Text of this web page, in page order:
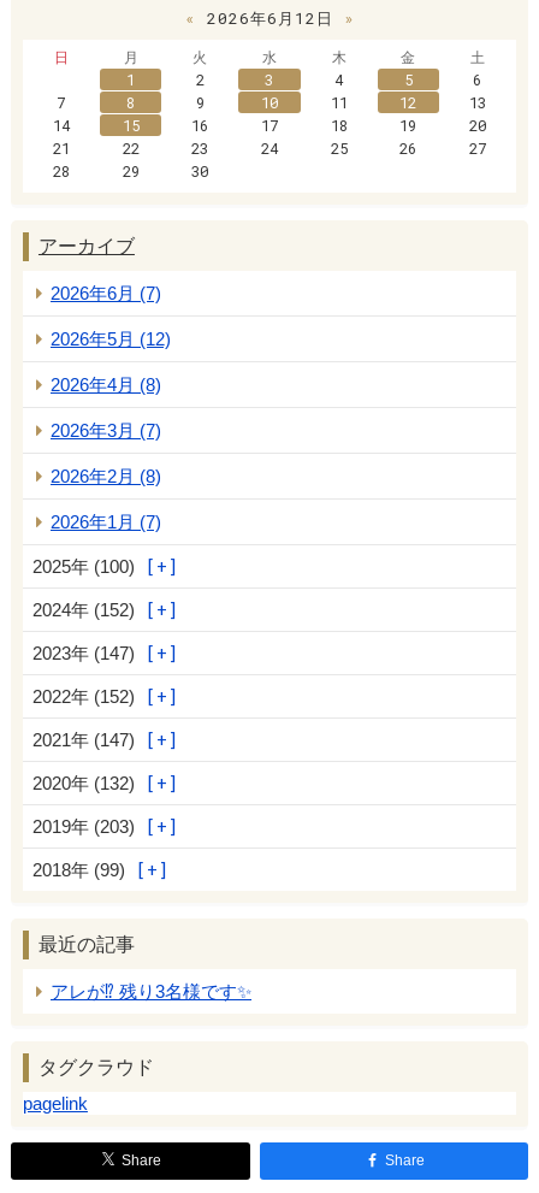
« 2026年6月12日
»
日
月 火 水 木 金
土
1
2 3 4 5
6
7
8 9 10 11 12
13
14
15 16 17 18 19
20
21
22 23 24 25 26
27
28
29 30
アーカイブ
2026年6月 (7)
2026年5月 (12)
2026年4月 (8)
2026年3月 (7)
2026年2月 (8)
2026年1月 (7)
2025年 (100)
2024年 (152)
2023年 (147)
2022年 (152)
2021年 (147)
2020年 (132)
2019年 (203)
2018年 (99)
最近の記事
アレが⁉️ 残り3名様です✨
タグクラウド
pagelink
Share Share